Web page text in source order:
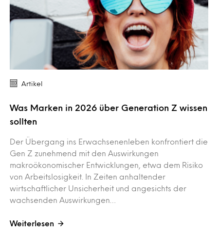
Artikel
Was Marken in 2026 über Generation Z wissen
sollten
Der Übergang ins Erwachsenenleben konfrontiert die
Gen Z zunehmend mit den Auswirkungen
makroökonomischer Entwicklungen, etwa dem Risiko
von Arbeitslosigkeit. In Zeiten anhaltender
wirtschaftlicher Unsicherheit und angesichts der
wachsenden Auswirkungen…
Weiterlesen